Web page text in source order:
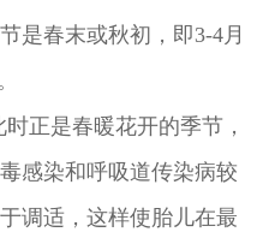
春末或秋初，即3-4月
时正是春暖花开的季节，
感染和呼吸道传染病较
调适，这样使胎儿在最